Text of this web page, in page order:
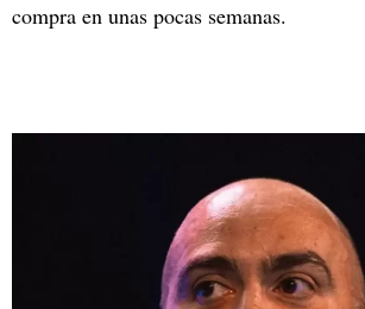
compra en unas pocas semanas.